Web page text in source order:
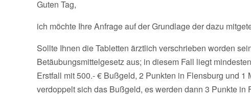
Guten Tag,
ich möchte Ihre Anfrage auf der Grundlage der dazu
Sollte Ihnen die Tabletten ärztlich verschrieben worden
Betäubungsmittelgesetz aus; in diesem Fall liegt
Erstfall mit 500.- € Bußgeld, 2 Punkten in Flensburg und 1
verdoppelt sich das Bußgeld, es werden dann 3 Punkte in